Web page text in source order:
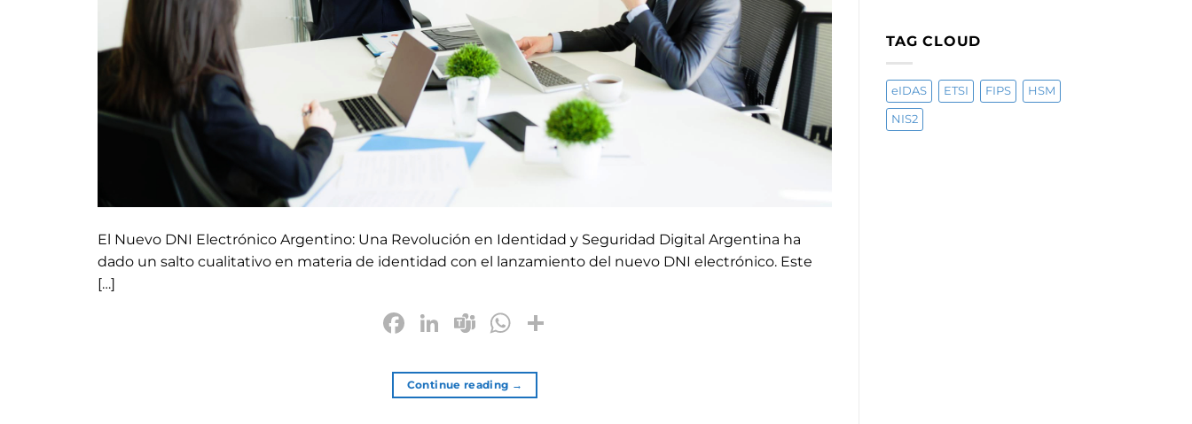
El Nuevo DNI Electrónico Argentino: Una Revolución en Identidad y Seguridad Digital Argentina ha
dado un salto cualitativo en materia de identidad con el lanzamiento del nuevo DNI electrónico. Este
[…]
Facebook
LinkedIn
TeamsWhatsApp
Continue reading →
de
la
Garantizando
la
TAG CLOUD
eIDAS ETSI FIPS HSM
NIS2